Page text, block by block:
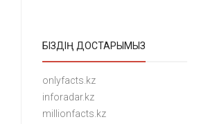
БІЗДІҢ ДОСТАРЫМЫЗ
onlyfacts.kz
inforadar.kz
millionfacts.kz